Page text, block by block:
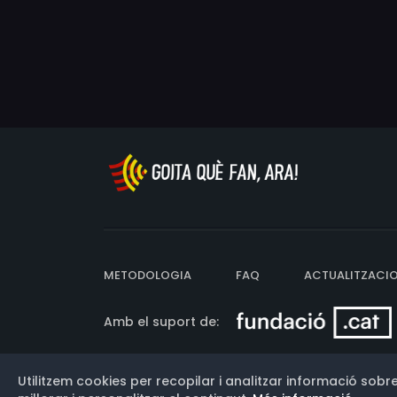
METODOLOGIA FAQ
Amb el suport de:
Versió: 3.13.0.202607011342
Utilitzem cookies per recopilar i analitzar informació